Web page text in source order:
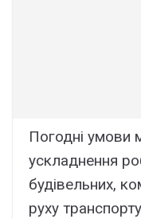
Погодні умови
ускладнення
будівельних,
руху транспорту